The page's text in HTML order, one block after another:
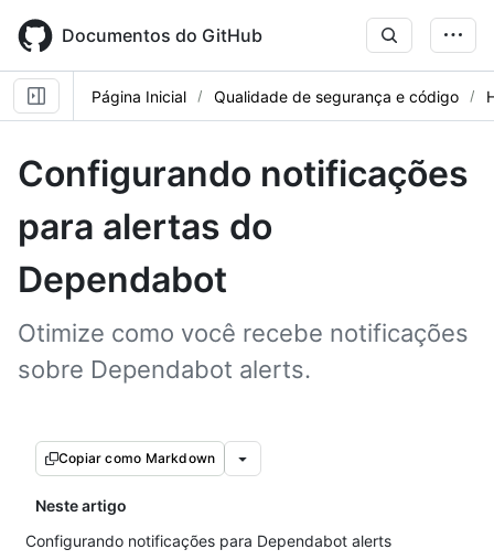
main
content
Documentos do GitHub
Página Inicial Qualidade de segurança e código
Configurando notificações
para alertas do
Dependabot
Otimize como você recebe notificações
sobre Dependabot alerts.
Copiar como Markdown
Neste artigo
Configurando notificações para Dependabot alerts